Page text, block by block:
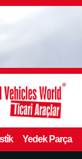
Yedek Parça